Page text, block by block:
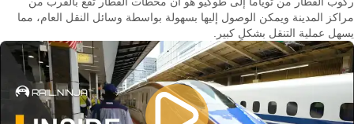
مراكز المدينة ويمكن الوصول إليها بسهولة بواسطة وسائل النقل العام، مما
يسهل عملية التنقل بشكلٍ كبير.